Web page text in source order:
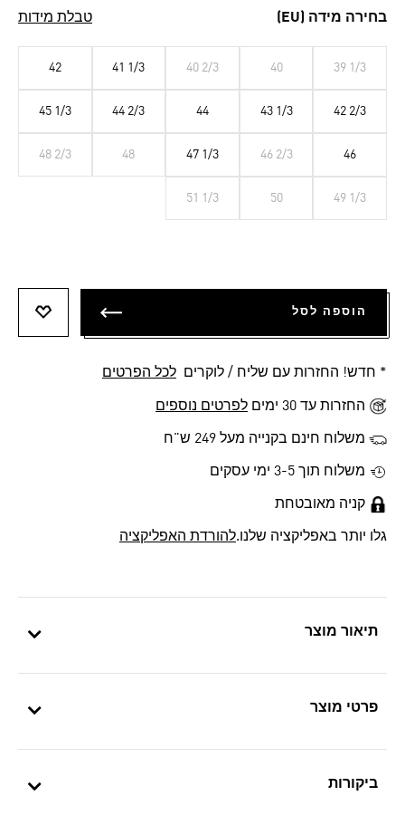
תיאור מוצר
פרטי מוצר
ביקורות
בחירה מידה (EU) טבלת מידות
39 1/3
40
40 2/3
41 1/3
42
42 2/3
43 1/3
44
44 2/3
45 1/3
46
46 2/3
47 1/3
48
48 2/3
49 1/3
50
51 1/3
הוספה לסל
* חדש! החזרות עם שליח / לוקרים לכל הפרטים
החזרות עד 30 ימים לפרטים נוספים
משלוח חינם בקנייה מעל 249 ש"ח
משלוח תוך 3-5 ימי עסקים
קניה מאובטחת
גלו יותר באפליקציה שלנו.להורדת האפליקציה